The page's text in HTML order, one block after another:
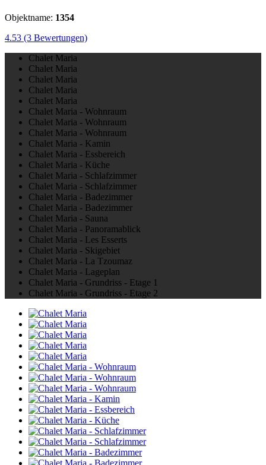
Objektname: 1354
4.53 (3 Bewertungen)
Chalet Maria
Chalet Maria
Chalet Maria
Chalet Maria
Chalet Maria
Chalet Maria - Wohnraum
Chalet Maria - Wohnraum
Chalet Maria - Wohnraum
Chalet Maria - Kamin
Chalet Maria - Essbereich
Chalet Maria - Küche
Chalet Maria - Schlafzimmer
Chalet Maria - Schlafzimmer
Chalet Maria - Badezimmer
Chalet Maria - Badezimmer
Chalet Maria - Sauna
Chalet Maria - Panoramablick
Chalet Maria - Les Esserts
Chalet Maria - Skigebiet
Chalet Maria - La Tzoumaz
Chalet Maria - Lageplan
Chalet Maria - Grundriss - Etage 1
Chalet Maria - Grundriss - Etage 2